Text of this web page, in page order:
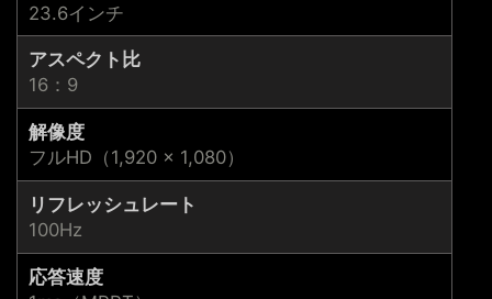
23.6インチ
アスペクト比
16：9
解像度
フルHD（1,920 × 1,080）
リフレッシュレート
100Hz
応答速度